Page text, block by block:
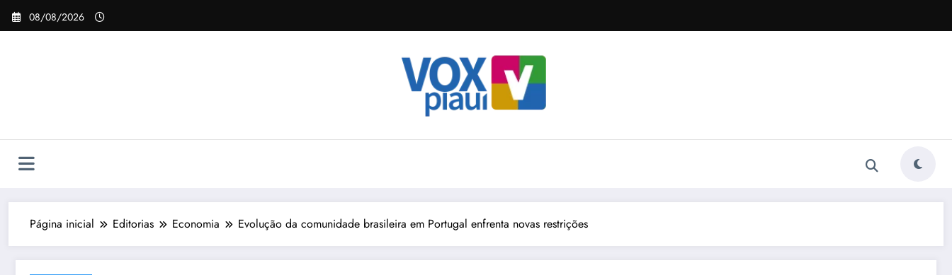
Pular
para
08/08/2026
Página inicial Editorias Economia Evolução da comunidade brasileira em Portugal enfrenta novas restrições